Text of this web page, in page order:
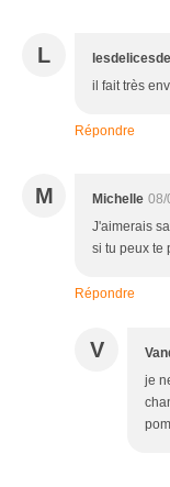
L
il fait très
Répondre
M Michelle 08/
J'aimerais
si tu peux te
Répondre
V
je